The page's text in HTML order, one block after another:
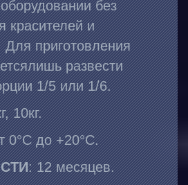
без
красителей и
Для приготовления
развести
1/5 или 1/6.
10кг.
0°С до +20°С.
: 12 месяцев.